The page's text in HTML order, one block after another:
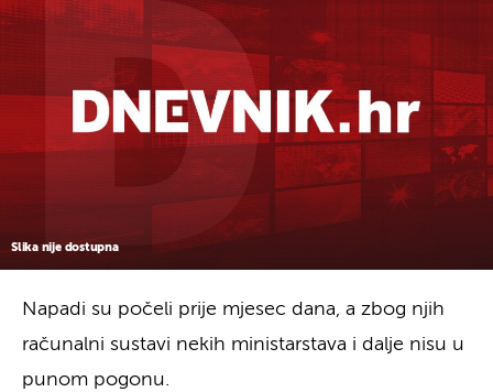
Slika nije dostupna
Napadi su počeli prije mjesec dana, a zbog njih
računalni sustavi nekih ministarstava i dalje nisu u
punom pogonu.